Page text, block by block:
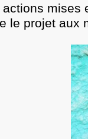
actions mises
le projet aux